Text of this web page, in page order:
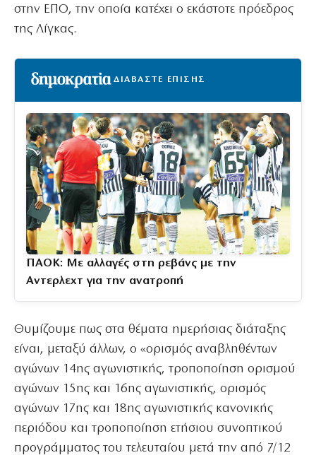
στην ΕΠΟ, την οποία κατέχει ο εκάστοτε πρόεδρος
της Λίγκας.
ΔΙΑΒΑΣΤΕ ΕΠΙΣΗΣ
ΠΑΟΚ: Με αλλαγές στη ρεβάνς με την
Αντερλεχτ για την ανατροπή
Θυμίζουμε πως στα θέματα ημερήσιας διάταξης
είναι, μεταξύ άλλων, ο «ορισμός αναβληθέντων
αγώνων 14ης αγωνιστικής, τροποποίηση ορισμού
αγώνων 15ης και 16ης αγωνιστικής, ορισμός
αγώνων 17ης και 18ης αγωνιστικής κανονικής
περιόδου και τροποποίηση ετήσιου συνοπτικού
προγράμματος του τελευταίου μετά την από 7/12